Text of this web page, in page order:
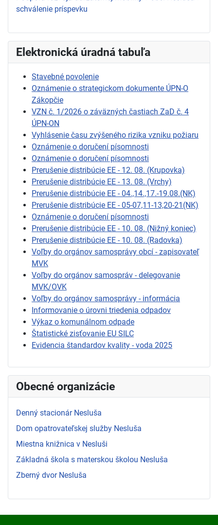
schválenie príspevku
Elektronická úradná tabuľa
Stavebné povolenie
Oznámenie o strategickom dokumente ÚPN-O
Zákopčie
VZN č. 1/2026 o záväzných častiach ZaD č. 4
ÚPN-ON
Vyhlásenie času zvýšeného rizika vzniku požiaru
Oznámenie o doručení písomnosti
Oznámenie o doručení písomnosti
Prerušenie distribúcie EE - 12. 08. (Krupovka)
Prerušenie distribúcie EE - 13. 08. (Vrchy)
Prerušenie distribúcie EE - 04.,14.,17.-19.08.(NK)
Prerušenie distribúcie EE - 05-07,11-13,20-21(NK)
Oznámenie o doručení písomnosti
Prerušenie distribúcie EE - 10. 08. (Nižný koniec)
Prerušenie distribúcie EE - 10. 08. (Radovka)
Voľby do orgánov samosprávy obcí - zapisovateľ
MVK
Voľby do orgánov samospráv - delegovanie
MVK/OVK
Voľby do orgánov samosprávy - informácia
Informovanie o úrovni triedenia odpadov
Výkaz o komunálnom odpade
Štatistické zisťovanie EU SILC
Evidencia štandardov kvality - voda 2025
Obecné organizácie
Denný stacionár Nesluša
Dom opatrovateľskej služby Nesluša
Miestna knižnica v Nesluši
Základná škola s materskou školou Nesluša
Zberný dvor Nesluša